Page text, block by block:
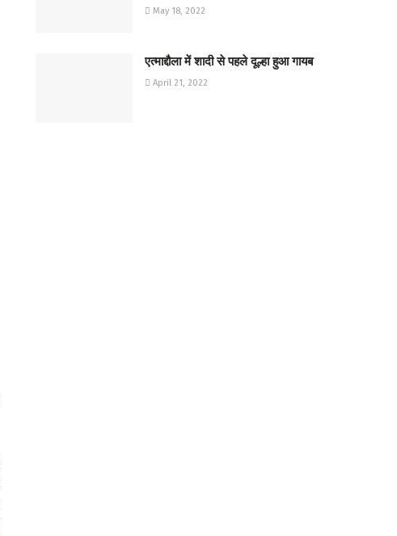
May 18, 2022
एत्माद्दौला में शादी से पहले दूल्हा हुआ गायब
April 21, 2022